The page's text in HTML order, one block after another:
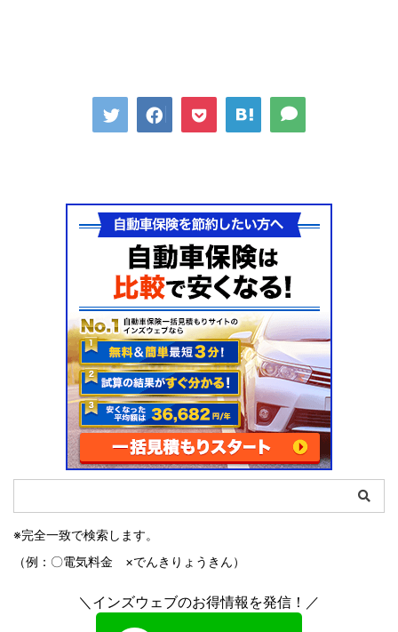
※完全一致で検索します。
（例：〇電気料金 ×でんきりょうきん）
＼インズウェブのお得情報を発信！／